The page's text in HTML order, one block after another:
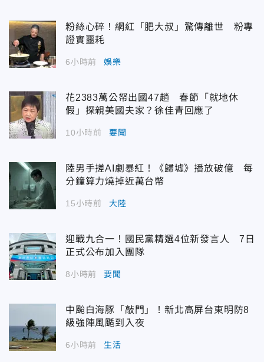
粉絲心碎！網紅「肥大叔」驚傳離世 粉專
證實噩耗
6小時前 娛樂
花2383萬公帑出國47趟 春節「就地休
假」探親美國夫家？徐佳青回應了
10小時前 要聞
陸男手搓AI劇暴紅！《歸墟》播放破億 每
分鐘算力燒掉近萬台幣
15小時前 大陸
迎戰九合一！國民黨精選4位新發言人 7日
正式公布加入團隊
8小時前 要聞
中颱白海豚「敲門」！新北高屏台東明防8
級強陣風颳到入夜
6小時前 生活